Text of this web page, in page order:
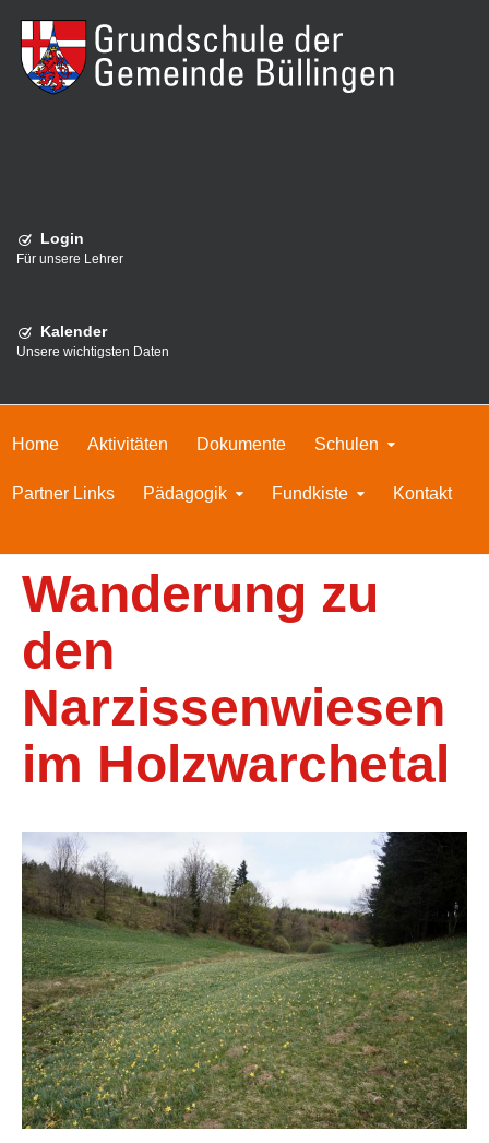
Login
Für unsere Lehrer
Kalender
Unsere wichtigsten Daten
Home Aktivitäten Dokumente Schulen
Partner Links Pädagogik Fundkiste Kontakt
Wanderung zu
den
Narzissenwiesen
im Holzwarchetal